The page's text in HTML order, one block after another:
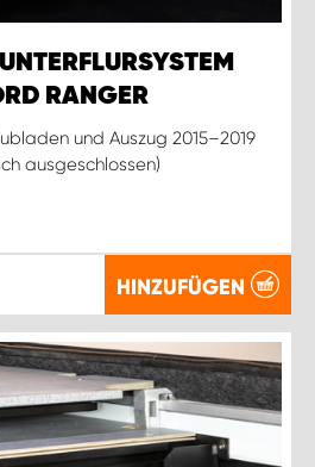
RANGER
und Auszug 2015–2019
ausgeschlossen)
HINZUFÜGEN